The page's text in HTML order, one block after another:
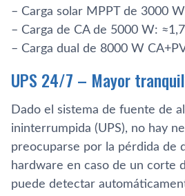
– Carga solar MPPT de 3000
– Carga de CA de 5000 W:
– Carga dual de 8000 W
UPS 24/7 – Mayor
Dado el sistema de fuente de
ininterrumpida (UPS), no hay
preocuparse por la pérdida de
hardware en caso de un corte
puede detectar